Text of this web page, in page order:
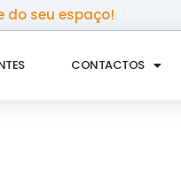
do seu espaço!
CONTACTOS